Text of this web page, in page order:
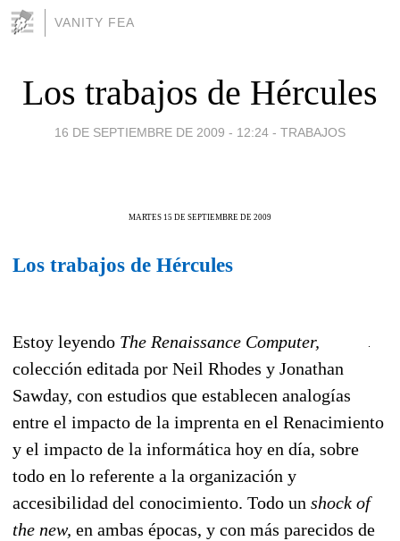
VANITY FEA
Los trabajos de Hércules
16 DE SEPTIEMBRE DE 2009 - 12:24 - TRABAJOS
MARTES 15 DE SEPTIEMBRE DE 2009
Los trabajos de Hércules
Estoy leyendo The Renaissance Computer,
colección editada por Neil Rhodes y Jonathan
Sawday, con estudios que establecen analogías
entre el impacto de la imprenta en el Renacimiento
y el impacto de la informática hoy en día, sobre
todo en lo referente a la organización y
accesibilidad del conocimiento. Todo un shock of
the new, en ambas épocas, y con más parecidos de